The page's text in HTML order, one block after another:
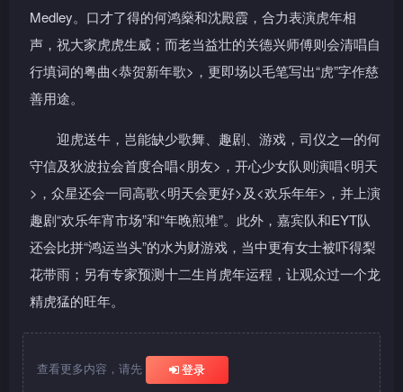
Medley。口才了得的何鸿燊和沈殿霞，合力表演虎年相
声，祝大家虎虎生威；而老当益壮的关德兴师傅则会清唱自
行填词的粤曲<恭贺新年歌>，更即场以毛笔写出“虎”字作慈
善用途。
迎虎送牛，岂能缺少歌舞、趣剧、游戏，司仪之一的何
守信及狄波拉会首度合唱<朋友>，开心少女队则演唱<明天
>，众星还会一同高歌<明天会更好>及<欢乐年年>，并上演
趣剧“欢乐年宵市场”和“年晚煎堆”。此外，嘉宾队和EYT队
还会比拼“鸿运当头”的水为财游戏，当中更有女士被吓得梨
花带雨；另有专家预测十二生肖虎年运程，让观众过一个龙
精虎猛的旺年。
查看更多内容，请先 登录